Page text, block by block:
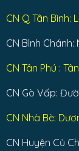
CN Q Tân Bình:
CN Bình Chánh:
CN Tân Phú :
CN Gò Vấp:
CN Nhà Bè:
CN Huyện Củ